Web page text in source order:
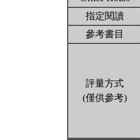
指定閱讀
參考書目
評量方式
(僅供參考)